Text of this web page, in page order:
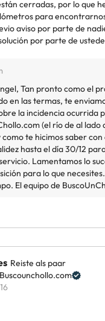
cerradas, por lo que
para
aviso por parte de
por parte de
Reiste als paar